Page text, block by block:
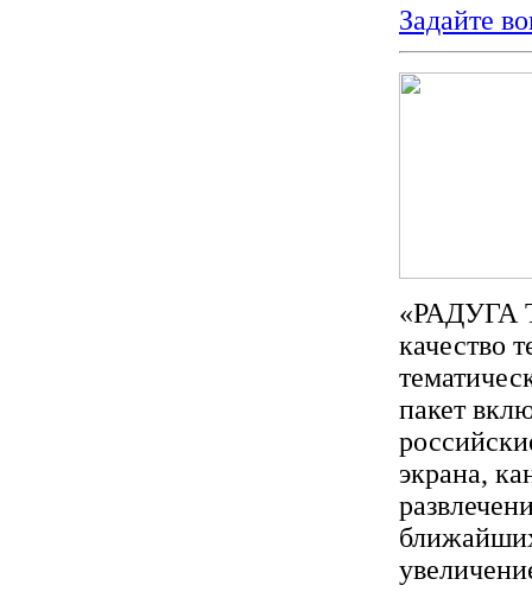
Задайте
«РАДУГА
качество
пакет
экрана,